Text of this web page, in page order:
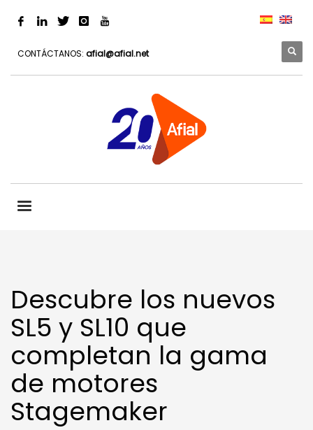
CONTÁCTANOS: afial@afial.net
Descubre los nuevos
SL5 y SL10 que
completan la gama
de motores
Stagemaker